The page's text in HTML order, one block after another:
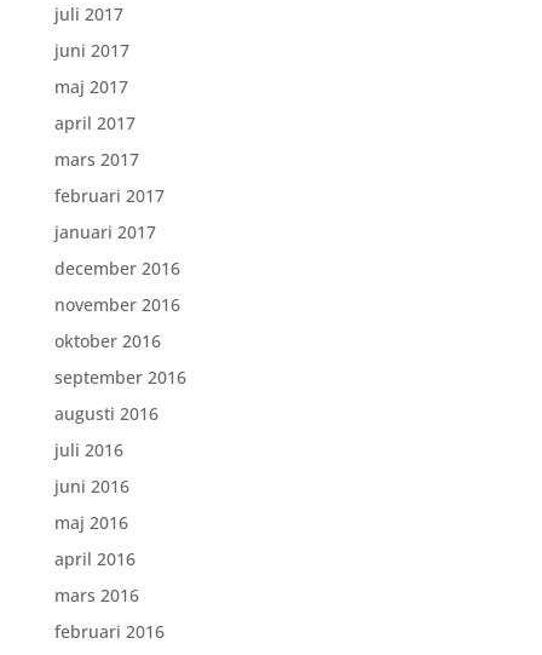
juli 2017
juni 2017
maj 2017
april 2017
mars 2017
februari 2017
januari 2017
december 2016
november 2016
oktober 2016
september 2016
augusti 2016
juli 2016
juni 2016
maj 2016
april 2016
mars 2016
februari 2016